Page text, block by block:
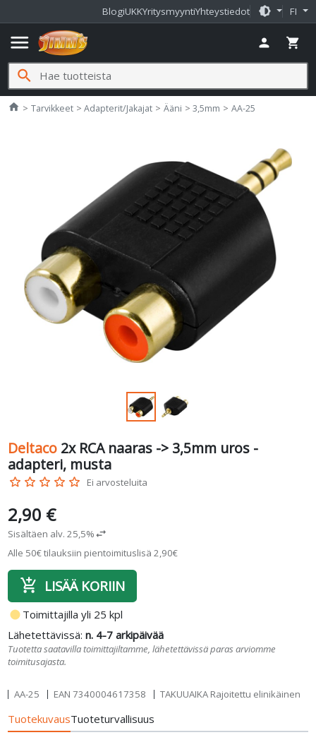
BlogiUKKYritysmyyntiYhteystiedot brightness_medium FI
menu person shopping_cart
search
home Jimms.fi
Tarvikkeet Adapterit/Jakajat Ääni 3,5mm AA-25
Deltaco 2x RCA naaras -> 3,5mm uros -
adapteri, musta
star_border star_border star_border star_border star_border Ei arvosteluita
2,90 €
Sisältäen alv. 25,5%swap_horiz
Alle 50€ tilauksiin pientoimituslisä 2,90€
add_shopping_cart LISÄÄ KORIIN
fiber_manual_record Toimittajilla yli 25 kpl
Lähetettävissä:n. 4-7 arkipäivää
Tuotetta saatavilla toimittajiltamme, lähetettävissä paras arviomme
toimitusajasta.
AA-25 EAN 7340004617358 TAKUUAIKA Rajoitettu elinikäinen
TuotekuvausTuoteturvallisuus